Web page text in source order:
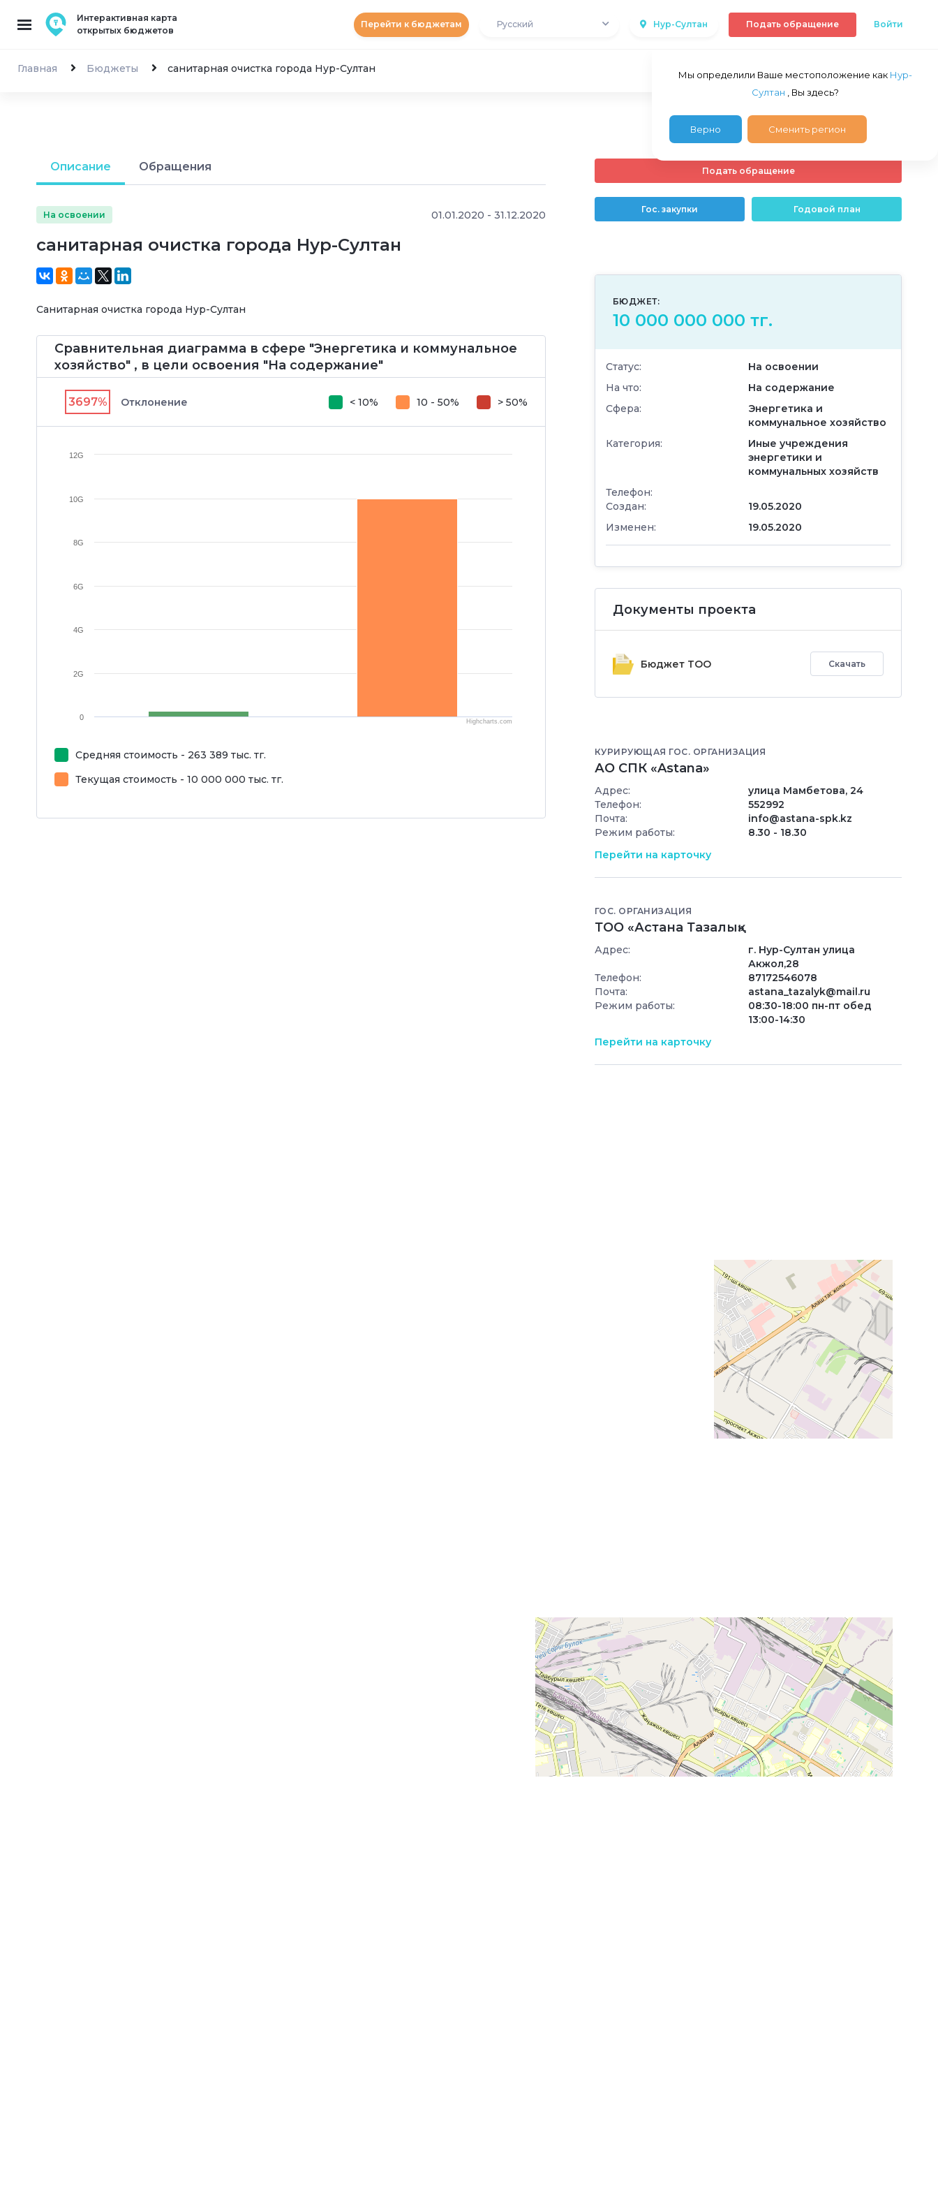
Мы определили Ваше местоположение как Нур-
Султан , Вы здесь?
Верно Сменить регион
Интерактивная карта
открытых бюджетов
Перейти к бюджетам Русский Нур-Султан Подать обращение Войти
Главная Бюджеты санитарная очистка города Нур-Султан
Описание Обращения
На освоении 01.01.2020 - 31.12.2020
санитарная очистка города Нур-Султан
Санитарная очистка города Нур-Султан
Сравнительная диаграмма в сфере "Энергетика и коммунальное
хозяйство" , в цели освоения "На содержание"
3697% Отклонение < 10% 10 - 50% > 50%
0
2G
4G
6G
8G
10G
12G
Highcharts.com
Средняя стоимость - 263 389 тыс. тг.
Текущая стоимость - 10 000 000 тыс. тг.
Подать обращение
Гос. закупки Годовой план
БЮДЖЕТ:
10 000 000 000 тг.
Статус:
На освоении
На что:
На содержание
Сфера:
Энергетика и
коммунальное хозяйство
Категория:
Иные учреждения
энергетики и
коммунальных хозяйств
Телефон:
Создан:
19.05.2020
Изменен:
19.05.2020
Документы проекта
Бюджет ТОО Скачать
КУРИРУЮЩАЯ ГОС. ОРГАНИЗАЦИЯ
АО СПК «Astana»
Адрес:
улица Мамбетова, 24
Телефон:
552992
Почта:
info@astana-spk.kz
Режим работы:
8.30 - 18.30
Перейти на карточку
ГОС. ОРГАНИЗАЦИЯ
ТОО «Астана Тазалық»
Адрес:
г. Нур-Султан улица
Акжол,28
Телефон:
87172546078
Почта:
astana_tazalyk@mail.ru
Режим работы:
08:30-18:00 пн-пт обед
13:00-14:30
Перейти на карточку